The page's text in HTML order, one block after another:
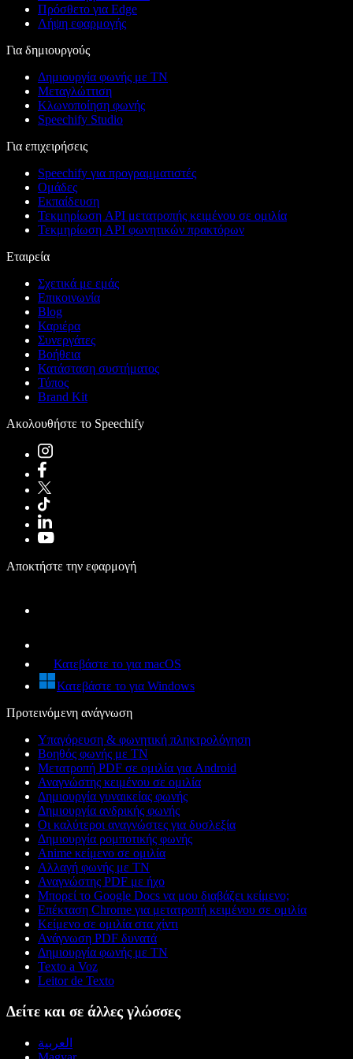
Πρόσθετο για Edge
Λήψη εφαρμογής
Για δημιουργούς
Δημιουργία φωνής με ΤΝ
Μεταγλώττιση
Κλωνοποίηση φωνής
Speechify Studio
Για επιχειρήσεις
Speechify για προγραμματιστές
Ομάδες
Εκπαίδευση
Τεκμηρίωση API μετατροπής κειμένου σε ομιλία
Τεκμηρίωση API φωνητικών πρακτόρων
Εταιρεία
Σχετικά με εμάς
Επικοινωνία
Blog
Καριέρα
Συνεργάτες
Βοήθεια
Κατάσταση συστήματος
Τύπος
Brand Kit
Ακολουθήστε το Speechify
Αποκτήστε την εφαρμογή
Κατεβάστε το για macOS
Κατεβάστε το για Windows
Προτεινόμενη ανάγνωση
Υπαγόρευση & φωνητική πληκτρολόγηση
Βοηθός φωνής με ΤΝ
Μετατροπή PDF σε ομιλία για Android
Αναγνώστης κειμένου σε ομιλία
Δημιουργία γυναικείας φωνής
Δημιουργία ανδρικής φωνής
Οι καλύτεροι αναγνώστες για δυσλεξία
Δημιουργία ρομποτικής φωνής
Anime κείμενο σε ομιλία
Αλλαγή φωνής με ΤΝ
Αναγνώστης PDF με ήχο
Μπορεί το Google Docs να μου διαβάζει κείμενο;
Επέκταση Chrome για μετατροπή κειμένου σε ομιλία
Κείμενο σε ομιλία στα χίντι
Ανάγνωση PDF δυνατά
Δημιουργία φωνής με ΤΝ
Texto a Voz
Leitor de Texto
Δείτε και σε άλλες γλώσσες
العربية